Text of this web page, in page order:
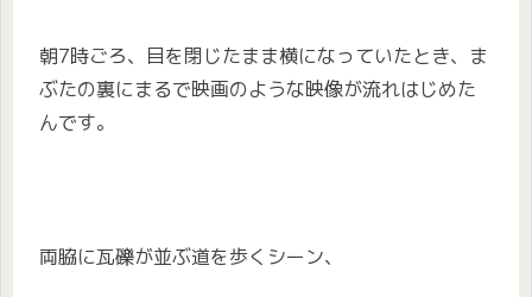
朝7時ごろ、目を閉じたまま横になっていたとき、ま
ぶたの裏にまるで映画のような映像が流れはじめた
んです。
両脇に瓦礫が並ぶ道を歩くシーン、